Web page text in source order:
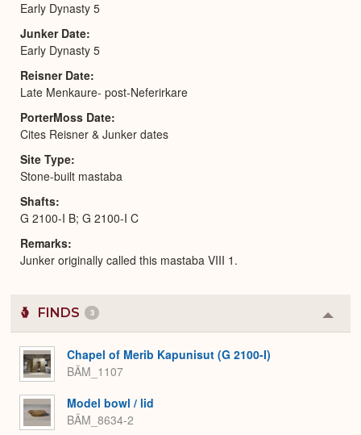
Early Dynasty 5
Junker Date
Early Dynasty 5
Reisner Date
Late Menkaure- post-Neferirkare
PorterMoss Date
Cites Reisner & Junker dates
Site Type
Stone-built mastaba
Shafts
G 2100-I B; G 2100-I C
Remarks
Junker originally called this mastaba VIII 1.
FINDS 3
or
Chapel of Merib Kapunisut (G 2100-I)
BÄM_1107
Model bowl / lid
BÄM_8634-2